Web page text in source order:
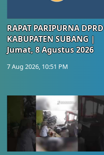
RAPAT PARIPURNA DPRD
KABUPATEN SUBANG |
Jumat, 8 Agustus 2026
7 Aug 2026, 10:51 PM